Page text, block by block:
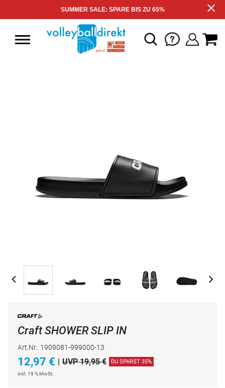
SUMMER SALE: SPARE BIS ZU 65%
Craft SHOWER SLIP IN
Art.Nr.: 1909081-999000-13
12,97 € | UVP 19,95 € DU SPARST 35%
inkl. 19 % MwSt.